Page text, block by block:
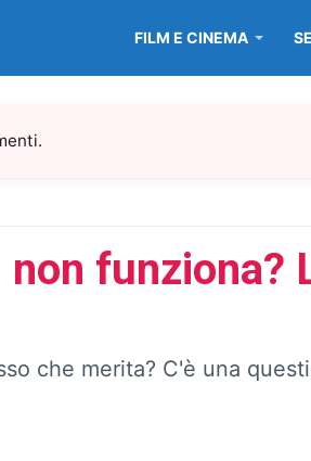
FILM E CINEMA
funziona?
che merita? C'è una